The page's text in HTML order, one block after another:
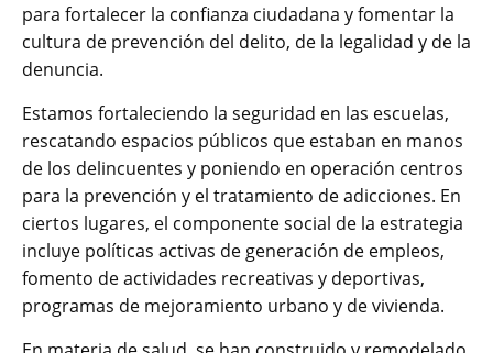
para fortalecer la confianza ciudadana y fomentar la
cultura de prevención del delito, de la legalidad y de la
denuncia.
Estamos fortaleciendo la seguridad en las escuelas,
rescatando espacios públicos que estaban en manos
de los delincuentes y poniendo en operación centros
para la prevención y el tratamiento de adicciones. En
ciertos lugares, el componente social de la estrategia
incluye políticas activas de generación de empleos,
fomento de actividades recreativas y deportivas,
programas de mejoramiento urbano y de vivienda.